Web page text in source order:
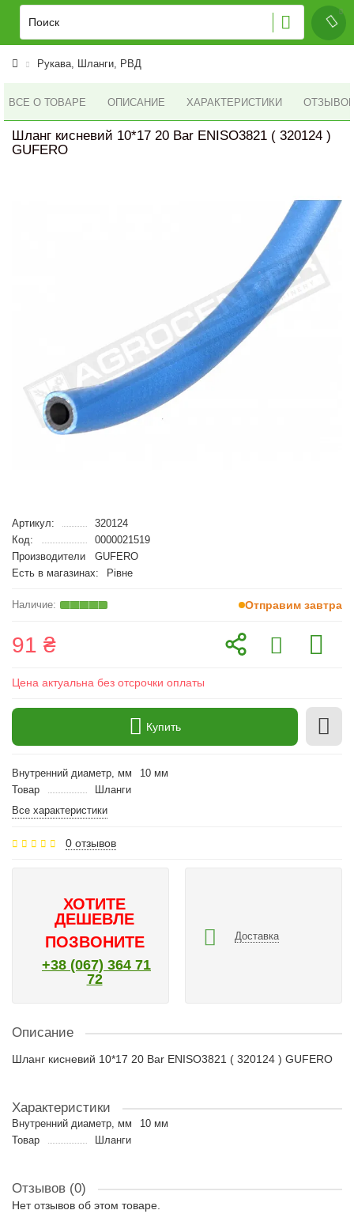
Рукава, Шланги, РВД
ВСЕ О ТОВАРЕ ОПИСАНИЕ ХАРАКТЕРИСТИКИ ОТЗЫВОВ
Шланг кисневий 10*17 20 Bar ENISO3821 ( 320124 )
GUFERO
Артикул:
320124
Код:
0000021519
Производители
GUFERO
Есть в магазинах:
Рівне
Отправим завтра
91 ₴
Цена актуальна без отсрочки оплаты
Купить
Внутренний диаметр, мм
10 мм
Товар
Шланги
Все характеристики
0 отзывов
ХОТИТЕ
ДЕШЕВЛЕ
ПОЗВОНИТЕ
+38 (067) 364 71
72
Доставка
Описание
Шланг кисневий 10*17 20 Bar ENISO3821 ( 320124 ) GUFERO
Характеристики
Внутренний диаметр, мм
10 мм
Товар
Шланги
Отзывов (0)
Нет отзывов об этом товаре.